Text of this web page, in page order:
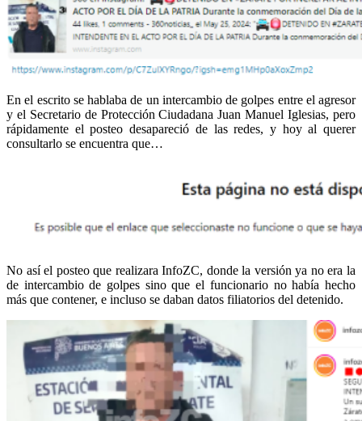
En el escrito se hablaba de un intercambio de golpes entre el agresor
y el Secretario de Protección Ciudadana Juan Manuel Iglesias, pero
rápidamente el posteo desapareció de las redes, y hoy al querer
consultarlo se encuentra que…
No así el posteo que realizara InfoZC, donde la versión ya no era la
de intercambio de golpes sino que el funcionario no había hecho
más que contener, e incluso se daban datos filiatorios del detenido.